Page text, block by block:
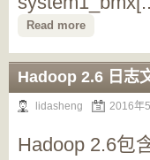
Read more
Hadoop 2.6 日志
lidasheng 2016年
Hadoop 2.6包